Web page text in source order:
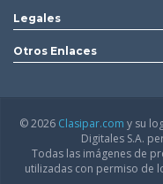
Legales
Otros Enlaces
© 2026 Clasipar.com y su
Digitales S.A.
Todas las imágenes de
utilizadas con permiso de